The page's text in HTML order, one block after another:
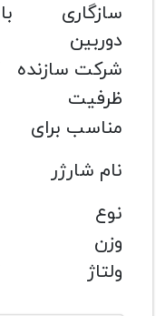
سازگاری با
دوربین
شرکت سازنده
ظرفیت
مناسب برای
نام شارژر
نوع
وزن
ولتاژ